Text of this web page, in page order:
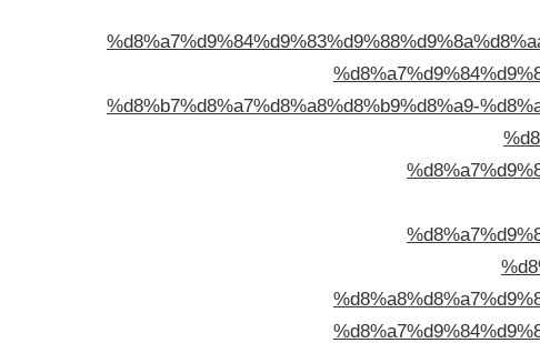
%d8%b7%d8%a7%d8%a8%d8%b9%d8%a9-